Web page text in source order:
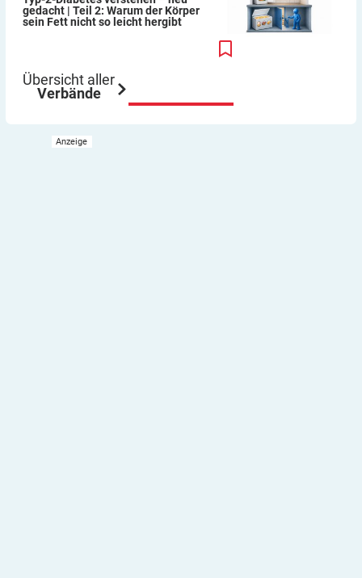
gedacht | Teil 2: Warum der Körper
sein Fett nicht so leicht hergibt
Übersicht aller
Verbände